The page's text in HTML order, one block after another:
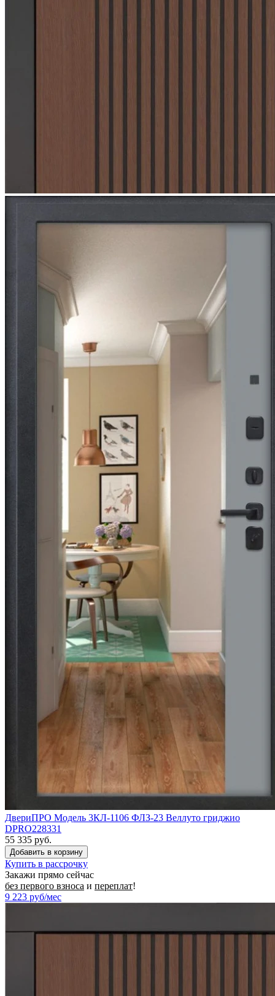
ДвериПРО Модель 3КЛ-1106 ФЛЗ-23 Веллуто гриджио
DPRO228331
55 335 руб.
Купить в рассрочку
Закажи прямо сейчас
без первого взноса и переплат!
9 223 руб/мес